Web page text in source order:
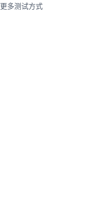
更多测试方式